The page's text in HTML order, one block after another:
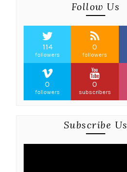
Follow Us
114
followers
0
followers
0
followers
0
subscribers
Subscribe Us